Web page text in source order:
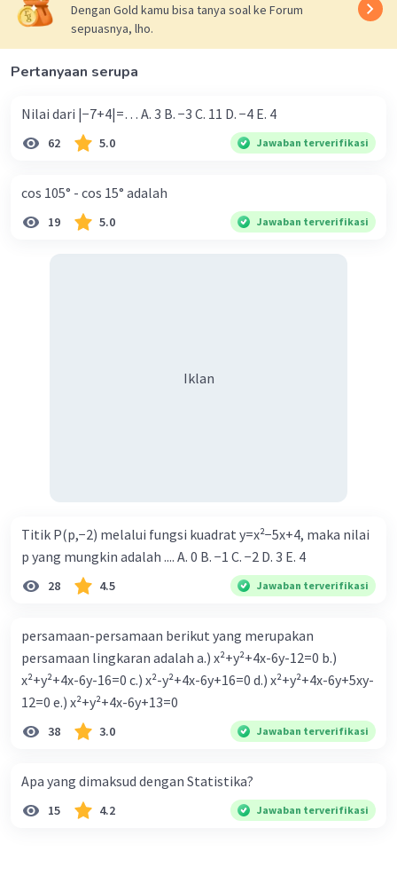
Beri Rating·5.0
Dengan Gold kamu bisa tanya soal ke Forum
sepuasnya, lho.
Pertanyaan serupa
Nilai dari |−7+4|=… A. 3 B. −3 C. 11 D. −4 E. 4
62 5.0 Jawaban terverifikasi
cos 105° - cos 15° adalah
19 5.0 Jawaban terverifikasi
Iklan
Titik P(p,−2) melalui fungsi kuadrat y=x²−5x+4, maka nilai
p yang mungkin adalah .... A. 0 B. −1 C. −2 D. 3 E. 4
28 4.5 Jawaban terverifikasi
persamaan-persamaan berikut yang merupakan
persamaan lingkaran adalah a.) x²+y²+4x-6y-12=0 b.)
x²+y²+4x-6y-16=0 c.) x²-y²+4x-6y+16=0 d.) x²+y²+4x-6y+5xy-
12=0 e.) x²+y²+4x-6y+13=0
38 3.0 Jawaban terverifikasi
Apa yang dimaksud dengan Statistika?
15 4.2 Jawaban terverifikasi